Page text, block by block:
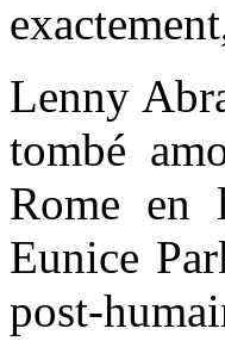
Lenny
tombé
Rome en
Eunice
post-